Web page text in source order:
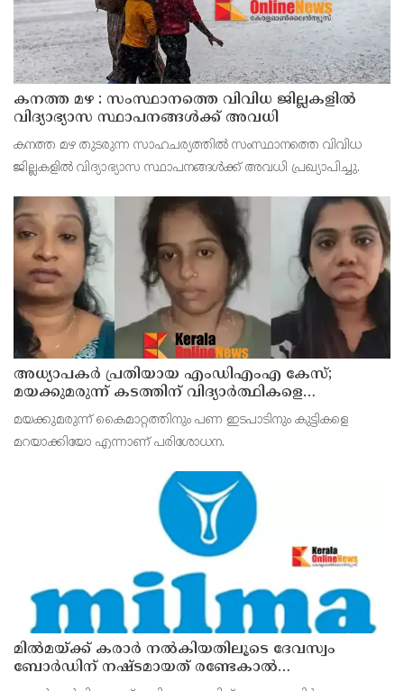
കനത്ത മഴ : സംസ്ഥാനത്തെ വിവിധ ജില്ലകളിൽ
വിദ്യാഭ്യാസ സ്ഥാപനങ്ങൾക്ക് അവധി
കനത്ത മഴ തുടരുന്ന സാഹചര്യത്തിൽ സംസ്ഥാനത്തെ വിവിധ
ജില്ലകളിൽ വിദ്യാഭ്യാസ സ്ഥാപനങ്ങൾക്ക് അവധി പ്രഖ്യാപിച്ചു.
അധ്യാപകര്‍ പ്രതിയായ എംഡിഎംഎ കേസ്;
മയക്കുമരുന്ന് കടത്തിന് വിദ്യാര്‍ത്ഥികളെ
ഉപയോഗിച്ചോ എന്ന് സംശയം
മയക്കുമരുന്ന് കൈമാറ്റത്തിനും പണ ഇടപാടിനും കുട്ടികളെ
മറയാക്കിയോ എന്നാണ് പരിശോധന.
മില്‍മയ്ക്ക് കരാര്‍ നല്‍കിയതിലൂടെ ദേവസ്വം
ബോര്‍ഡിന് നഷ്ടമായത് രണ്ടേകാല്‍
കോടിയിലധികം രൂപ